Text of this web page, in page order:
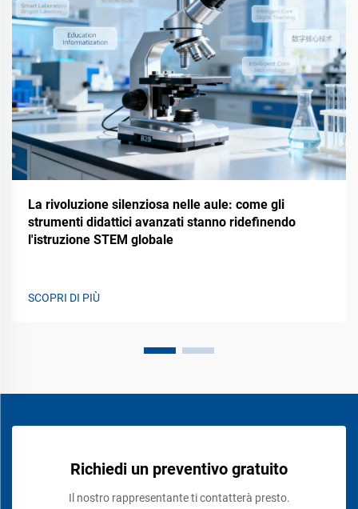
La rivoluzione silenziosa nelle aule: come gli
strumenti didattici avanzati stanno ridefinendo
l'istruzione STEM globale
SCOPRI DI PIÙ
Richiedi un preventivo gratuito
Il nostro rappresentante ti contatterà presto.